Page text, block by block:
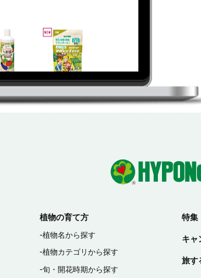
植物の育て方
植物名から探す
植物カテゴリから探す
旬・開花時期から探す
特集
キャ
旅す